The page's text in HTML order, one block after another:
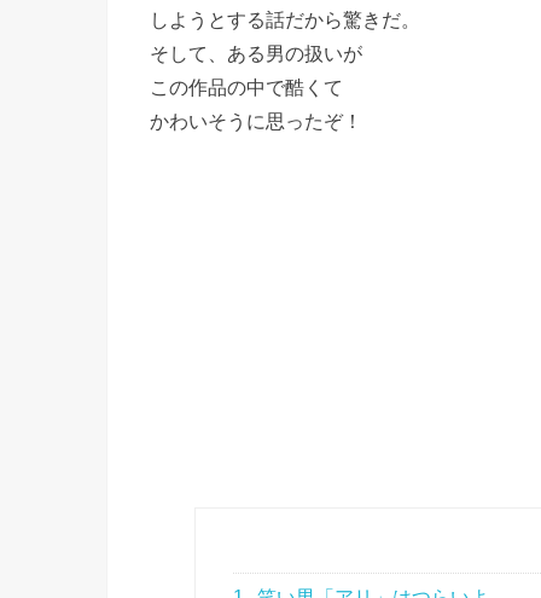
しようとする話だから驚きだ。
そして、ある男の扱いが
この作品の中で酷くて
かわいそうに思ったぞ！